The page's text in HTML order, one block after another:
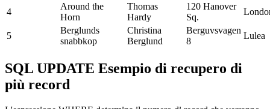
4
Around the
Horn
Thomas
Hardy
120 Hanover
Sq.
5
Berglunds
snabbkop
Christina
Berglund
Berguvsvagen
8
Lulea
SQL UPDATE Esempio di recupero di
più record